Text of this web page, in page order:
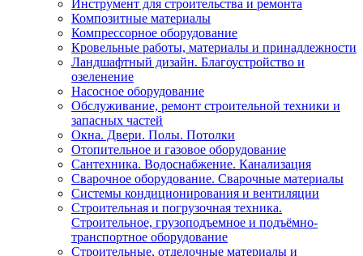
Инструмент для строительства и ремонта
Композитные материалы
Компрессорное оборудование
Кровельные работы, материалы и принадлежности
Ландшафтный дизайн. Благоустройство и
озеленение
Насосное оборудование
Обслуживание, ремонт строительной техники и
запасных частей
Окна. Двери. Полы. Потолки
Отопительное и газовое оборудование
Сантехника. Водоснабжение. Канализация
Сварочное оборудование. Сварочные материалы
Сиcтемы кондиционирования и вентиляции
Строительная и погрузочная техника.
Строительное, грузоподъемное и подъёмно-
транспортное оборудование
Строительные, отделочные материалы и